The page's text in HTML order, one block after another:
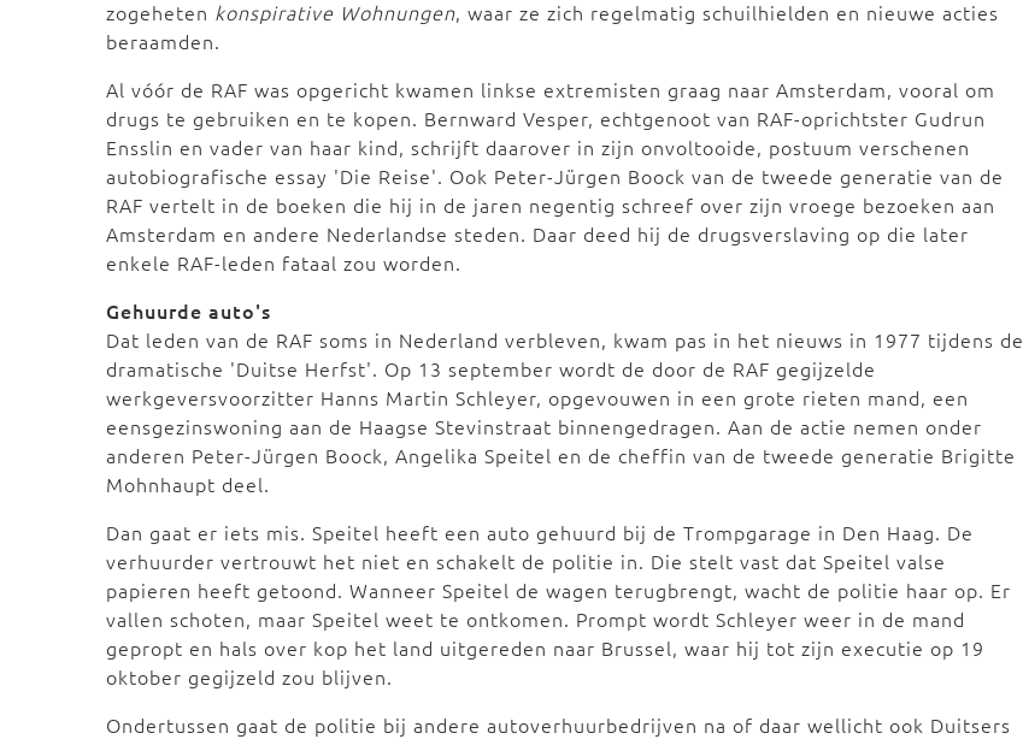
zogeheten konspirative Wohnungen, waar ze zich regelmatig schuilhielden en nieuwe acties
beraamden.
Al vóór de RAF was opgericht kwamen linkse extremisten graag naar Amsterdam, vooral om
drugs te gebruiken en te kopen. Bernward Vesper, echtgenoot van RAF-oprichtster Gudrun
Ensslin en vader van haar kind, schrijft daarover in zijn onvoltooide, postuum verschenen
autobiografische essay 'Die Reise'. Ook Peter-Jürgen Boock van de tweede generatie van de
RAF vertelt in de boeken die hij in de jaren negentig schreef over zijn vroege bezoeken aan
Amsterdam en andere Nederlandse steden. Daar deed hij de drugsverslaving op die later
enkele RAF-leden fataal zou worden.
Gehuurde auto's
Dat leden van de RAF soms in Nederland verbleven, kwam pas in het nieuws in 1977 tijdens de
dramatische 'Duitse Herfst'. Op 13 september wordt de door de RAF gegijzelde
werkgeversvoorzitter Hanns Martin Schleyer, opgevouwen in een grote rieten mand, een
eensgezinswoning aan de Haagse Stevinstraat binnengedragen. Aan de actie nemen onder
anderen Peter-Jürgen Boock, Angelika Speitel en de cheffin van de tweede generatie Brigitte
Mohnhaupt deel.
Dan gaat er iets mis. Speitel heeft een auto gehuurd bij de Trompgarage in Den Haag. De
verhuurder vertrouwt het niet en schakelt de politie in. Die stelt vast dat Speitel valse
papieren heeft getoond. Wanneer Speitel de wagen terugbrengt, wacht de politie haar op. Er
vallen schoten, maar Speitel weet te ontkomen. Prompt wordt Schleyer weer in de mand
gepropt en hals over kop het land uitgereden naar Brussel, waar hij tot zijn executie op 19
oktober gegijzeld zou blijven.
Ondertussen gaat de politie bij andere autoverhuurbedrijven na of daar wellicht ook Duitsers